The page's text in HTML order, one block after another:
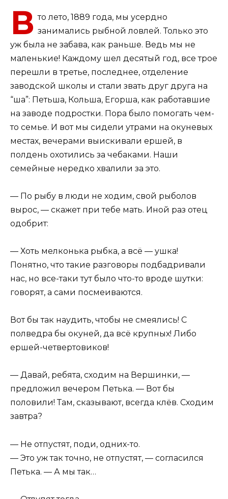
В то лето, 1889 года, мы усердно
занимались рыбной ловлей. Только это
уж была не забава, как раньше. Ведь мы не
маленькие! Каждому шел десятый год, все трое
перешли в третье, последнее, отделение
заводской школы и стали звать друг друга на
“ша”: Петьша, Кольша, Егорша, как работавшие
на заводе подростки. Пора было помогать чем-
то семье. И вот мы сидели утрами на окуневых
местах, вечерами выискивали ершей, в
полдень охотились за чебаками. Наши
семейные нередко хвалили за это.
— По рыбу в люди не ходим, свой рыболов
вырос, — скажет при тебе мать. Иной раз отец
одобрит:
— Хоть мелконька рыбка, а всё — ушка!
Понятно, что такие разговоры подбадривали
нас, но все-таки тут было что-то вроде шутки:
говорят, а сами посмеиваются.
Вот бы так наудить, чтобы не смеялись! С
полведра бы окуней, да всё крупных! Либо
ершей-четвертовиков!
— Давай, ребята, сходим на Вершинки, —
предложил вечером Петька. — Вот бы
половили! Там, сказывают, всегда клёв. Сходим
завтра?
— Не отпустят, поди, одних-то.
— Это уж так точно, не отпустят, — согласился
Петька. — А мы так…